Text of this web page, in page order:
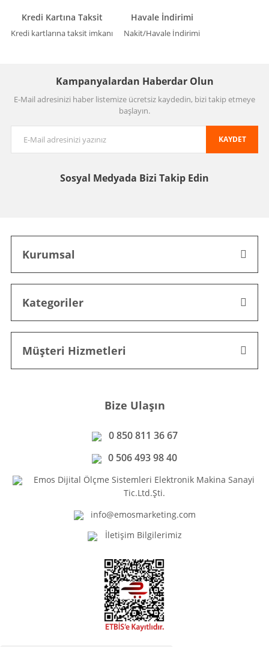
Kredi Kartına Taksit
Kredi kartlarına taksit imkanı
Havale İndirimi
Nakit/Havale İndirimi
Kampanyalardan Haberdar Olun
E-Mail adresinizi haber listemize ücretsiz kaydedin, bizi takip etmeye
başlayın.
KAYDET
Sosyal Medyada Bizi Takip Edin
Kurumsal
Kategoriler
Müşteri Hizmetleri
Bize Ulaşın
0 850 811 36 67
0 506 493 98 40
Emos Dijital Ölçme Sistemleri Elektronik Makina Sanayi
Tic.Ltd.Şti.
info@emosmarketing.com
İletişim Bilgilerimiz